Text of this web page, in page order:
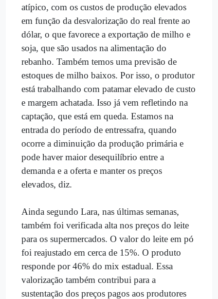
atípico, com os custos de produção elevados
em função da desvalorização do real frente ao
dólar, o que favorece a exportação de milho e
soja, que são usados na alimentação do
rebanho. Também temos uma previsão de
estoques de milho baixos. Por isso, o produtor
está trabalhando com patamar elevado de custo
e margem achatada. Isso já vem refletindo na
captação, que está em queda. Estamos na
entrada do período de entressafra, quando
ocorre a diminuição da produção primária e
pode haver maior desequilíbrio entre a
demanda e a oferta e manter os preços
elevados, diz.
Ainda segundo Lara, nas últimas semanas,
também foi verificada alta nos preços do leite
para os supermercados. O valor do leite em pó
foi reajustado em cerca de 15%. O produto
responde por 46% do mix estadual. Essa
valorização também contribui para a
sustentação dos preços pagos aos produtores